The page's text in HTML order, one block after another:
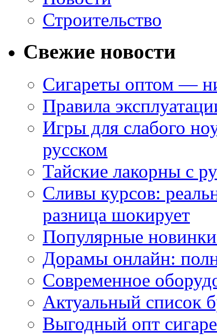
Строительство
Свежие новости
Сигареты оптом —
Правила
Игры для слабого
русском
Тайские лакорны с
Сливы курсов:
разница шокирует
Популярные
Дорамы онлайн:
Современное
Актуальный список
Выгодный опт